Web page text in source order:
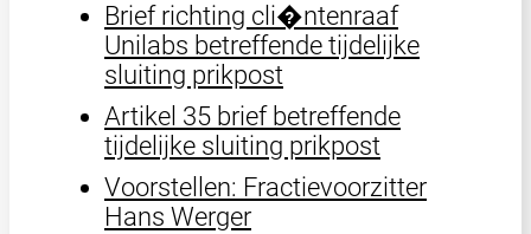
Brief richting cli�ntenraaf
Unilabs betreffende tijdelijke
sluiting prikpost
Artikel 35 brief betreffende
tijdelijke sluiting prikpost
Voorstellen: Fractievoorzitter
Hans Werger